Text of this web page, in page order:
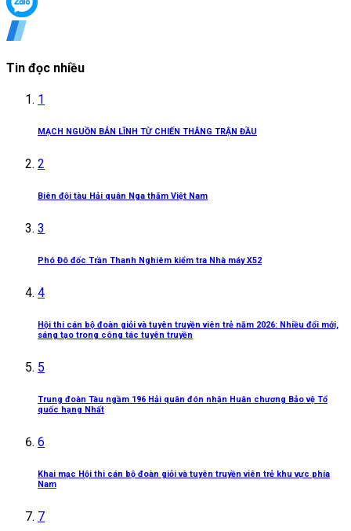
Tin đọc nhiều
1
MẠCH NGUỒN BẢN LĨNH TỪ CHIẾN THẮNG TRẬN ĐẦU
2
Biên đội tàu Hải quân Nga thăm Việt Nam
3
Phó Đô đốc Trần Thanh Nghiêm kiểm tra Nhà máy X52
4
Hội thi cán bộ đoàn giỏi và tuyên truyền viên trẻ năm 2026: Nhiều đổi mới,
sáng tạo trong công tác tuyên truyền
5
Trung đoàn Tàu ngầm 196 Hải quân đón nhận Huân chương Bảo vệ Tổ
quốc hạng Nhất
6
Khai mạc Hội thi cán bộ đoàn giỏi và tuyên truyền viên trẻ khu vực phía
Nam
7